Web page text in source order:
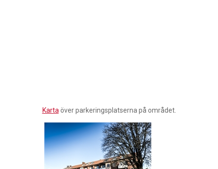
Kartaöver parkeringsplatserna på området.